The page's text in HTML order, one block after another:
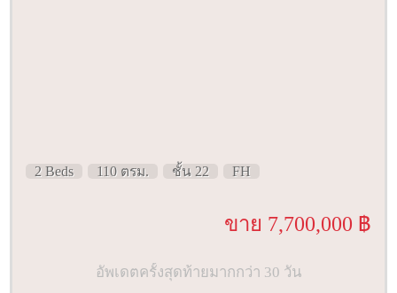
2 Beds 110 ตรม. ชั้น 22 FH
ขาย 7,700,000 ฿
อัพเดตครั้งสุดท้ายมากกว่า 30 วัน